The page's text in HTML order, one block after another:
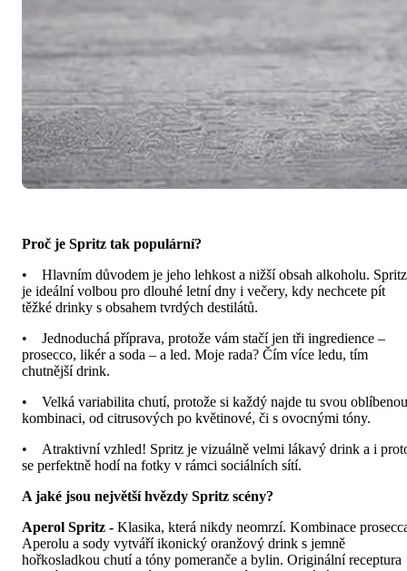
Proč je Spritz tak populární?
• Hlavním důvodem je jeho lehkost a nižší obsah alkoholu. Spritz
je ideální volbou pro dlouhé letní dny i večery, kdy nechcete pít
těžké drinky s obsahem tvrdých destilátů.
• Jednoduchá příprava, protože vám stačí jen tři ingredience –
prosecco, likér a soda – a led. Moje rada? Čím více ledu, tím
chutnější drink.
• Velká variabilita chutí, protože si každý najde tu svou oblíbenou
kombinaci, od citrusových po květinové, či s ovocnými tóny.
• Atraktivní vzhled! Spritz je vizuálně velmi lákavý drink a i
se perfektně hodí na fotky v rámci sociálních sítí.
A jaké jsou největší hvězdy Spritz scény?
Aperol Spritz - Klasika, která nikdy neomrzí. Kombinace
Aperolu a sody vytváří ikonický oranžový drink s jemně
hořkosladkou chutí a tóny pomeranče a bylin. Originální receptura